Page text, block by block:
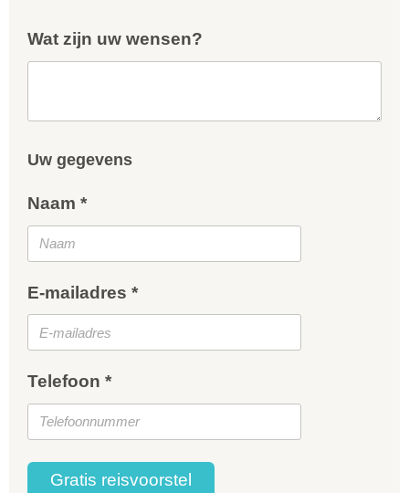
Wat zijn uw wensen?
Uw gegevens
Naam *
E-mailadres *
Telefoon *
Gratis reisvoorstel